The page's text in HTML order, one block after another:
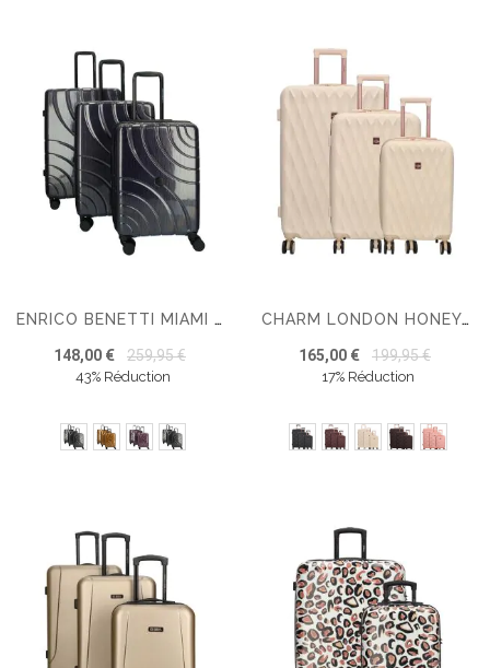
ENRICO BENETTI MIAMI SET DE 3 VALISES
148,00 € 259,95 €
43% Réduction
CHARM LONDON HONEY SET DE 3 VALISES
165,00 € 199,95 €
17% Réduction